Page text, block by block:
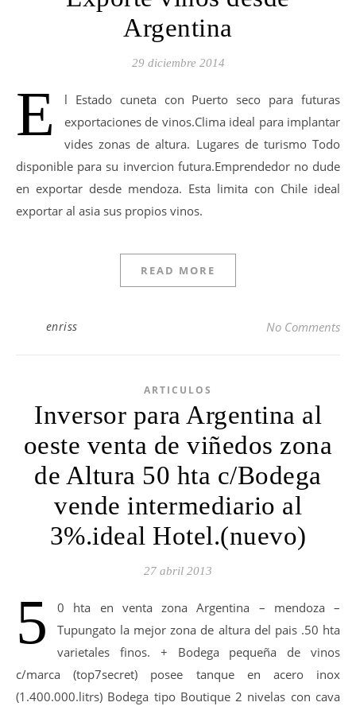
Argentina
29 diciembre 2014
E
l Estado cuneta con Puerto seco para futuras
exportaciones de vinos.Clima ideal para implantar
vides zonas de altura. Lugares de turismo Todo
disponible para su invercion futura.Emprendedor no dude
en exportar desde mendoza. Esta limita con Chile ideal
exportar al asia sus propios vinos.
READ MORE
enriss No Comments
ARTICULOS
Inversor para Argentina al
oeste venta de viñedos zona
de Altura 50 hta c/Bodega
vende intermediario al
3%.ideal Hotel.(nuevo)
27 abril 2013
5
0 hta en venta zona Argentina – mendoza –
Tupungato la mejor zona de altura del pais .50 hta
varietales finos. + Bodega pequeña de vinos
c/marca (top7secret) posee tanque en acero inox
(1.400.000.litrs) Bodega tipo Boutique 2 nivelas con cava